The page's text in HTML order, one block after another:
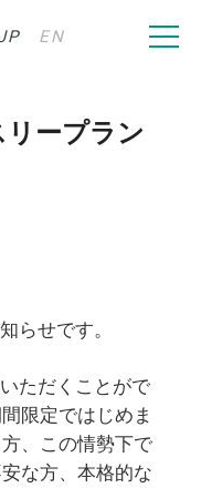
EN
リープラン
らせです。
ただくことがで
限定ではじめま
、この情勢下で
な方、本格的な